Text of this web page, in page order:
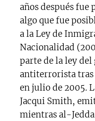
años después fue
algo que fue
a la Ley de
Nacionalidad
parte de la ley
antiterrorista tras
en julio de 2005.
Jacqui Smith,
mientras al-